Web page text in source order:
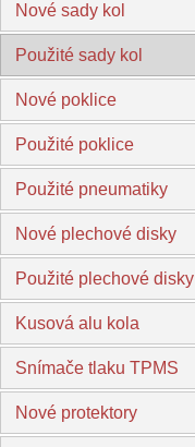
Nové sady kol
Použité sady kol
Nové poklice
Použité poklice
Použité pneumatiky
Nové plechové disky
Použité plechové disky
Kusová alu kola
Snímače tlaku TPMS
Nové protektory